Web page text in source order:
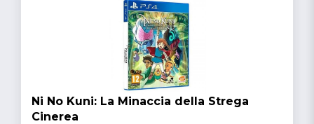
Ni No Kuni: La Minaccia della Strega
Cinerea